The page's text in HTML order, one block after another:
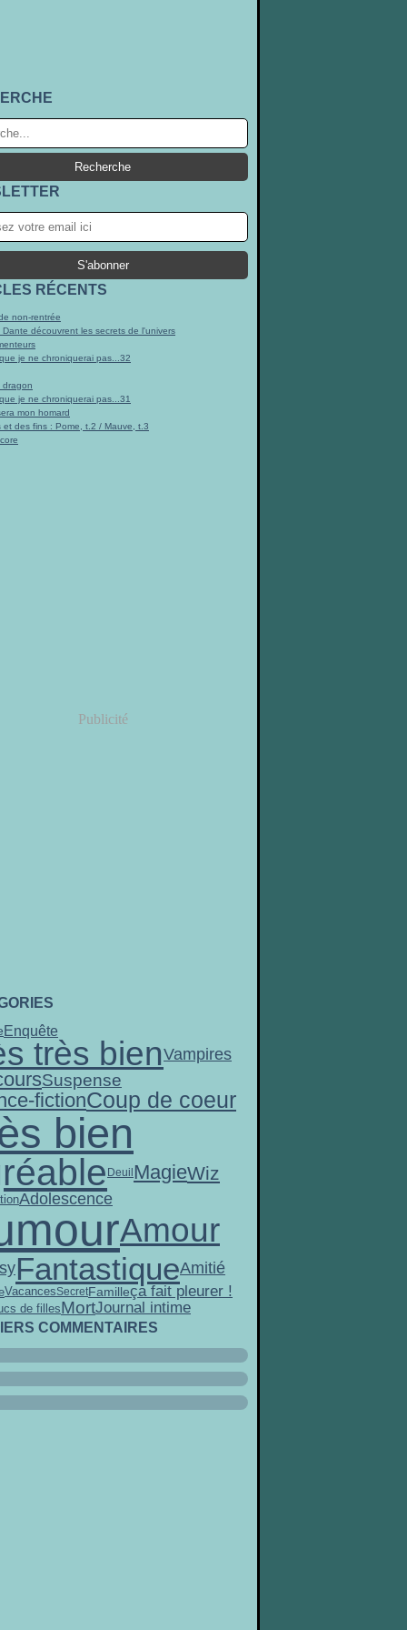
RÉCENTS
non-rentrée
Dante découvrent les secrets de l'univers
je ne chroniquerai pas...32
dragon
je ne chroniquerai pas...31
mon homard
et des fins : Pome, t.2 / Mauve, t.3
Publicité
Enquête
très bienVampires
Suspense
fictionCoup de coeur
bien
Deuil MagieWiz
Adolescence
Amour
FantastiqueAmitié
VacancesSecretFamilleça fait pleurer !
de fillesMortJournal intime
COMMENTAIRES